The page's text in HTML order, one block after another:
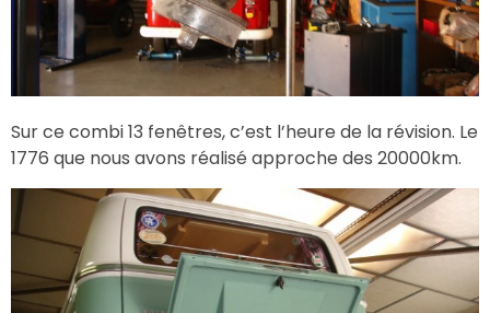
Sur ce combi 13 fenêtres, c’est l’heure de la révision. Le
1776 que nous avons réalisé approche des 20000km.